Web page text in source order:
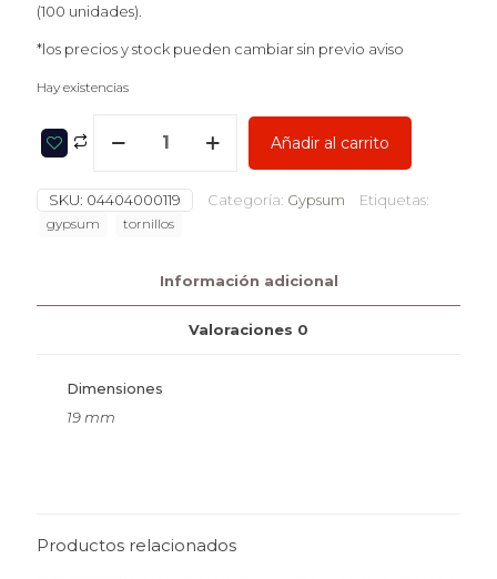
(100 unidades).
*los precios y stock pueden cambiar sin previo aviso
Hay existencias
Añadir al carrito
SKU: 04404000119 Categoría: Gypsum Etiquetas:
gypsum tornillos
Información adicional
Valoraciones 0
Dimensiones
19 mm
Productos relacionados